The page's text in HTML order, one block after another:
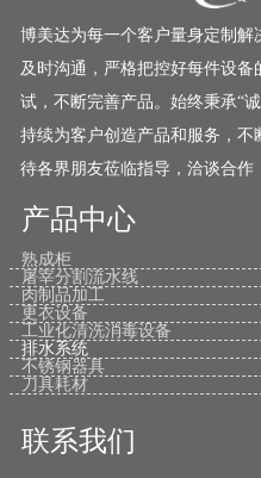
博美达为每一个客户量身定制
及时沟通，严格把控好每件设
试，不断完善产品。始终秉承“
持续为客户创造产品和服务，不
待各界朋友莅临指导，洽谈合作
产品中心
熟成柜
屠宰分割流水线
肉制品加工
更衣设备
工业化清洗消毒设备
排水系统
不锈钢器具
刀具耗材
联系我们